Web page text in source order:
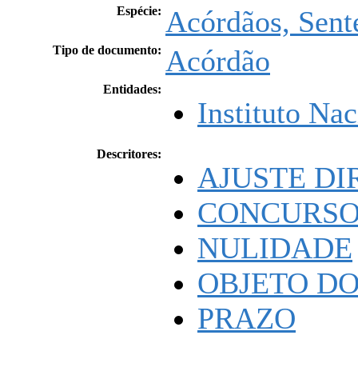
Espécie: Acórdãos,
Tipo de documento: Acórdão
Entidades:
Instituto
Descritores:
AJUSTE
NULIDADE
OBJETO
PRAZO